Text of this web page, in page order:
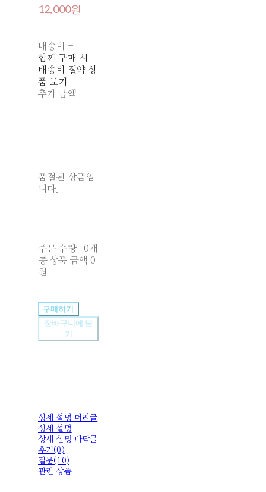
12,000원
배송비 -
함께 구매 시
배송비 절약 상
품 보기
추가 금액
품절된 상품입
니다.
주문 수량
0개
총 상품 금액 0
원
구매하기
장바구니에 담
기
상세 설명 머리글
상세 설명
상세 설명 바닥글
후기(0)
질문(10)
관련 상품